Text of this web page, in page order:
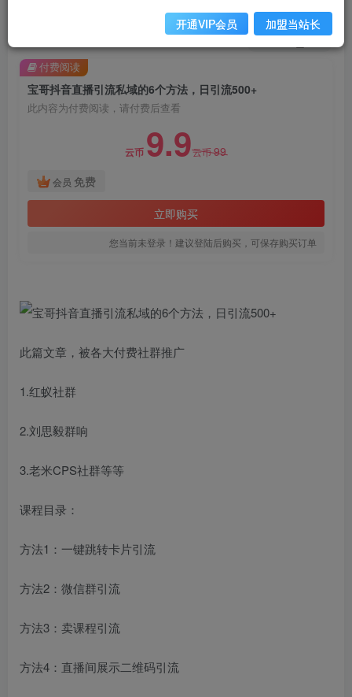
关注 私信
宝哥抖音直播引流私域的6个方法，日引流500+
此内容为付费阅读，请付费后查看
云币 9.9云币99
会员 免费
立即购买
您当前未登录！建议登陆后购买，可保存购买订单
付费阅读
此篇文章，被各大付费社群推广
1.红蚁社群
2.刘思毅群响
3.老米CPS社群等等
课程目录：
方法1：一键跳转卡片引流
方法2：微信群引流
方法3：卖课程引流
方法4：直播间展示二维码引流
开通VIP会员 加盟当站长